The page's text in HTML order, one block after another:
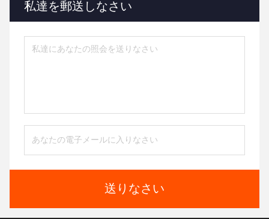
私達を郵送しなさい
送りなさい